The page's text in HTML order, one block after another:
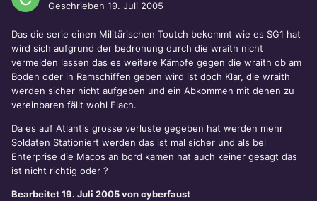
Geschrieben 19. Juli 2005
Das die serie einen Militärischen Toutch bekommt wie es SG1 hat
wird sich aufgrund der bedrohung durch die wraith nicht
vermeiden lassen das es weitere Kämpfe gegen die wraith ob am
Boden oder in Ramschiffen geben wird ist doch Klar, die wraith
werden sicher nicht aufgeben und ein Abkommen mit denen zu
vereinbaren fällt wohl Flach.
Da es auf Atlantis grosse verluste gegeben hat werden mehr
Soldaten Stationiert werden das ist mal sicher und als bei
Enterprise die Macos an bord kamen hat auch keiner gesagt das
ist nicht richtig oder ?
Bearbeitet19. Juli 2005von cyberfaust